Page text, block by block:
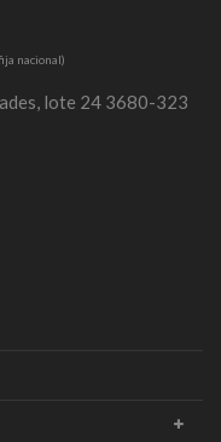
nacional)
lote 24 3680-323